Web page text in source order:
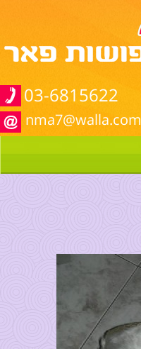
03-6815622
nma7@walla.com